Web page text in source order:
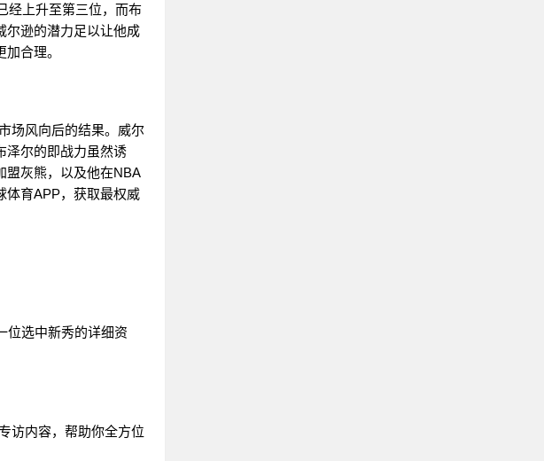
经上升至第三位，而布
尔逊的潜力足以让他成
合理。
场风向后的结果。威尔
泽尔的即战力虽然诱
盟灰熊，以及他在NBA
体育APP，获取最权威
位选中新秀的详细资
访内容，帮助你全方位